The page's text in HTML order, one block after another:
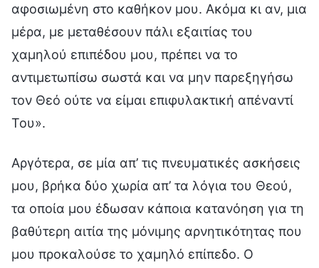
αφοσιωμένη στο καθήκον μου. Ακόμα κι αν, μια
μέρα, με μεταθέσουν πάλι εξαιτίας του
χαμηλού επιπέδου μου, πρέπει να το
αντιμετωπίσω σωστά και να μην παρεξηγήσω
τον Θεό ούτε να είμαι επιφυλακτική απέναντί
Του».
Αργότερα, σε μία απ’ τις πνευματικές ασκήσεις
μου, βρήκα δύο χωρία απ’ τα λόγια του Θεού,
τα οποία μου έδωσαν κάποια κατανόηση για τη
βαθύτερη αιτία της μόνιμης αρνητικότητας που
μου προκαλούσε το χαμηλό επίπεδο. Ο